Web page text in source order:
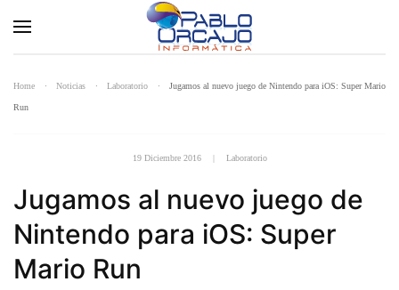
Home Noticias Laboratorio Jugamos al nuevo juego de Nintendo para iOS: Super Mario
Run
19 Diciembre 2016| Laboratorio
Jugamos al nuevo juego de
Nintendo para iOS: Super
Mario Run